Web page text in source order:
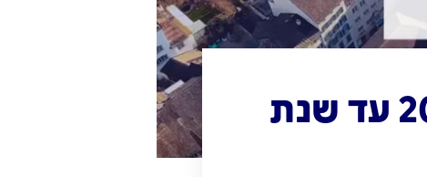
אוכלוסיית ברלין צפויה לגדול ב-20% עד שנת